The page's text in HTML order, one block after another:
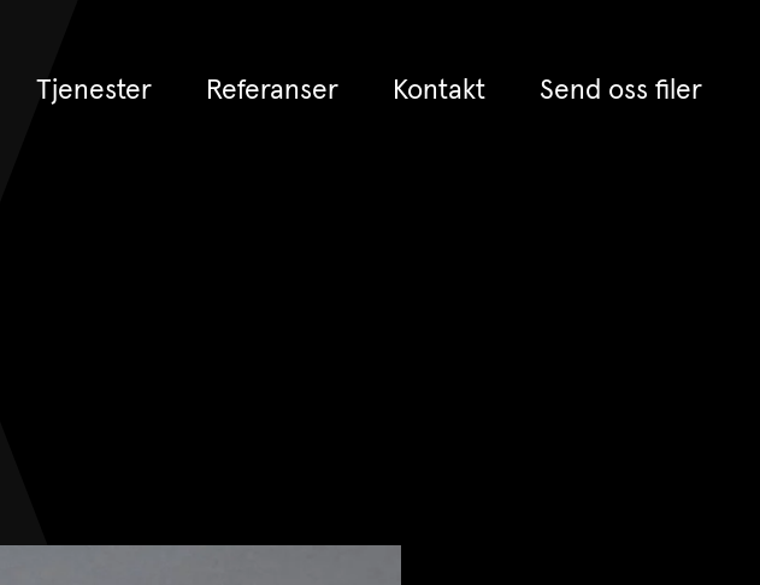
Tjenester Referanser Kontakt Send oss filer